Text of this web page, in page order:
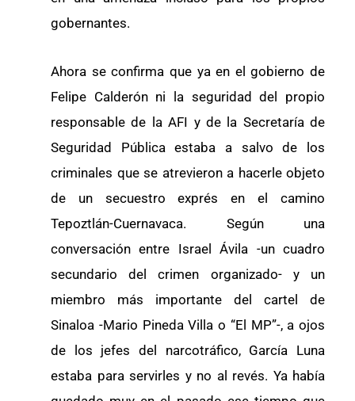
gobernantes.
Ahora se confirma que ya en el gobierno de
Felipe Calderón ni la seguridad del propio
responsable de la AFI y de la Secretaría de
Seguridad Pública estaba a salvo de los
criminales que se atrevieron a hacerle objeto
de un secuestro exprés en el camino
Tepoztlán-Cuernavaca. Según una
conversación entre Israel Ávila -un cuadro
secundario del crimen organizado- y un
miembro más importante del cartel de
Sinaloa -Mario Pineda Villa o “El MP”-, a ojos
de los jefes del narcotráfico, García Luna
estaba para servirles y no al revés. Ya había